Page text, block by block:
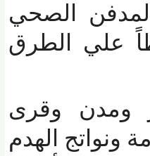
الصحي
علي الطرق
وقرى
الهدم